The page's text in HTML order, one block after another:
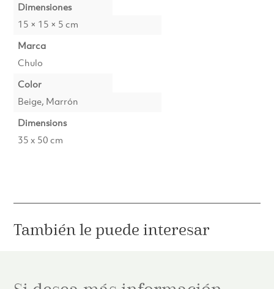
Dimensiones
15 × 15 × 5 cm
Marca
Chulo
Color
Beige, Marrón
Dimensions
35 x 50 cm
También le puede interesar